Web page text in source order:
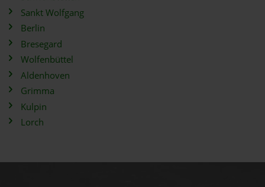
Sankt Wolfgang
Berlin
Bresegard
Wolfenbüttel
Aldenhoven
Grimma
Kulpin
Lorch